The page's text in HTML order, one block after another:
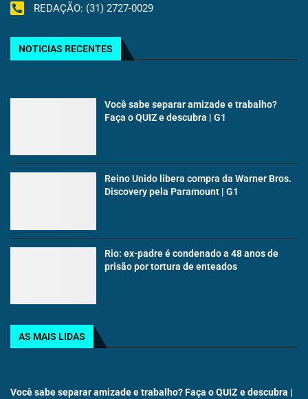
REDAÇÃO: (31) 2727-0029
NOTICIAS RECENTES
Você sabe separar amizade e trabalho?
Faça o QUIZ e descubra | G1
Reino Unido libera compra da Warner Bros.
Discovery pela Paramount | G1
Rio: ex-padre é condenado a 48 anos de
prisão por tortura de enteados
AS MAIS LIDAS
Você sabe separar amizade e trabalho? Faça o QUIZ e descubra |